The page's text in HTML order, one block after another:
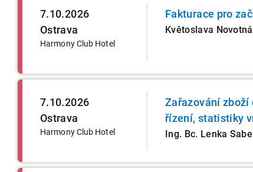
7.10.2026
Ostrava
Harmony Club Hotel
Fakturace pro
Květoslava Novotná
7.10.2026
Ostrava
Harmony Club Hotel
Zařazování
řízení, statistiky
Ing. Bc. Lenka